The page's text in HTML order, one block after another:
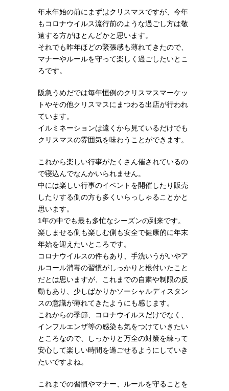
年末年始の前にまずはクリスマスですが、今年
もコロナウイルス流行前のような過ごし方は敬
遠する方がほとんどかと思います。
それでも昨年ほどの緊張感も薄れてきたので、
マナーやルールを守って楽しく過ごしたいとこ
ろです。
阪急うめだでは毎年恒例のクリスマスマーケッ
トやその他クリスマスにまつわる出店が行われ
ています。
イルミネーションは遠くから見ているだけでも
クリスマスの雰囲気を味わうことができます。
これから楽しい行事がたくさん催されているの
で寝込んでなんかいられません。
中には楽しい行事のイベントを開催したり販売
したりする側の方も多くいらっしゃることかと
思います。
1年の中でも最も多忙なシーズンの到来です。
楽しませる側も楽しむ側も安全で健康的に年末
年始を迎えたいところです。
コロナウイルスの件もあり、手洗いうがいやア
ルコール消毒の習慣がしっかりと根付いたこと
だとは思いますが、これまでの自粛や制限の反
動もあり、少しばかりかソーシャルディスタン
スの意識が薄れてきたようにも感じます。
これからの季節、コロナウイルスだけでなく、
インフルエンザ等の感染も気をつけていきたい
ところなので、しっかりと万全の対策を練って
安心して楽しい時間を過ごせるようにしていき
たいですよね。
これまでの習慣やマナー、ルールを守ることを